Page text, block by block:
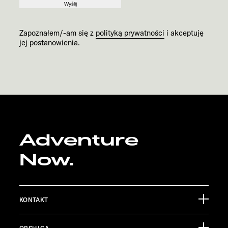
Wyślij
Zapoznałem/-am się z polityką prywatności i akceptuję
jej postanowienia.
Adventure
Now.
KONTAKT